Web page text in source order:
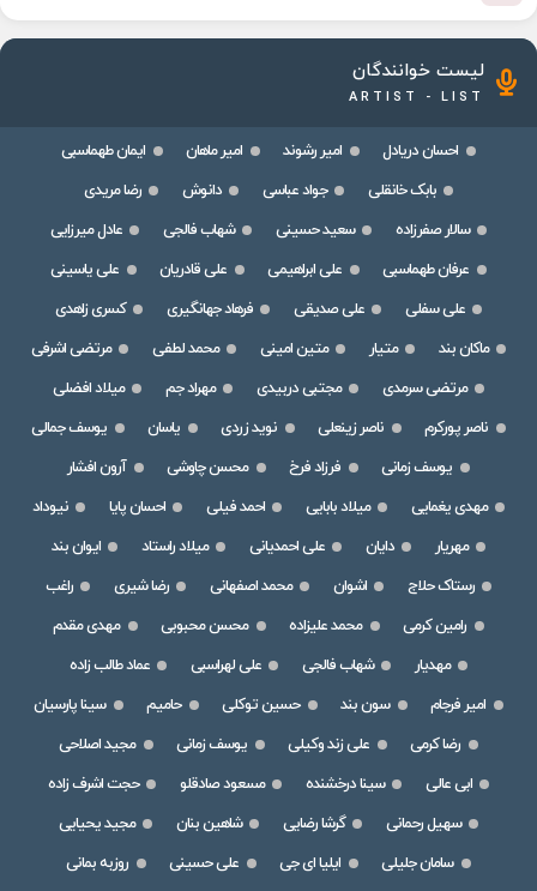
لیست خوانندگان
ARTIST - LIST
احسان دریادل امیر رشوند امیر ماهان
ایمان طهماسبی
بابک خانقلی
جواد عباسی دانوش
رضا مریدی
سالار صفرزاده
سعید حسینی شهاب فالجی
عادل میرزایی
عرفان طهماسبی
علی ابراهیمی علی قادریان
علی یاسینی
علی سفلی
علی صدیقی فرهاد جهانگیری
کسری زاهدی
ماکان بند
متیار متین امینی محمد لطفی
مرتضی اشرفی
مرتضی سرمدی
مجتبی دربیدی مهراد جم
میلاد افضلی
ناصر پورکرم
ناصر زینعلی نوید زردی یاسان
یوسف جمالی
یوسف زمانی
فرزاد فرخ محسن چاوشی
آرون افشار
مهدی یغمایی
میلاد بابایی احمد فیلی احسان پایا
نیوداد
مهریار
دایان علی احمدیانی میلاد راستاد
ایوان بند
رستاک حلاج
اشوان محمد اصفهانی رضا شیری
راغب
رامین کرمی
محمد علیزاده محسن محبوبی
مهدی مقدم
مهدیار
شهاب فالجی علی لهراسبی
عماد طالب زاده
امیر فرجام
سون بند حسین توکلی حامیم
سینا پارسیان
رضا کرمی
علی زند وکیلی یوسف زمانی
مجید اصلاحی
ابی عالی
سینا درخشنده مسعود صادقلو
حجت اشرف زاده
سهیل رحمانی
گرشا رضایی شاهین بنان
مجید یحیایی
سامان جلیلی
ایلیا ای جی علی حسینی
روزبه بمانی